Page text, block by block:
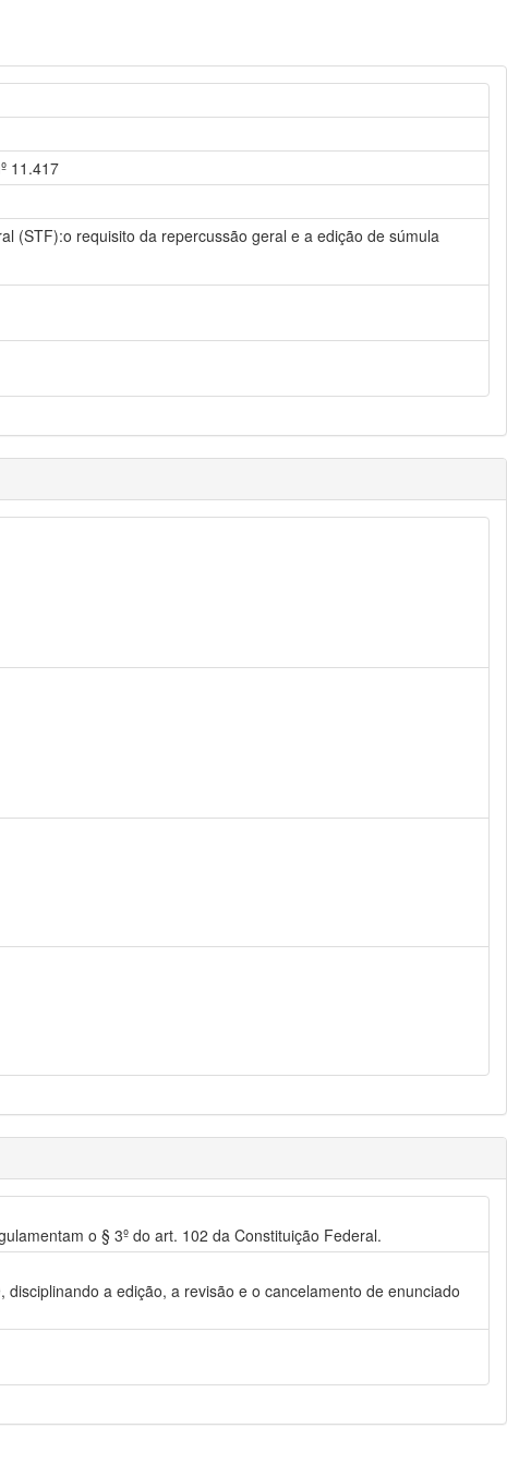
11.417
(STF):o requisito da repercussão geral e a edição de súmula
o § 3º do art. 102 da Constituição Federal.
a edição, a revisão e o cancelamento de enunciado